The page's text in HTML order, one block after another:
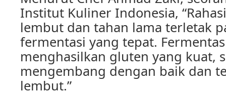
Institut Kuliner Indonesia,
lembut dan tahan lama terletak
fermentasi yang tepat.
menghasilkan gluten yang kuat,
mengembang dengan baik dan
lembut.”